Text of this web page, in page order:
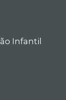
Infantil